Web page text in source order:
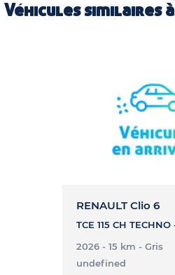
Véhicules similaires à
RENAULT Clio 6
2026 - 15 km - Gris
undefined